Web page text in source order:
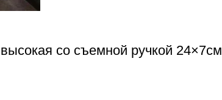
со съемной ручкой 24×7см